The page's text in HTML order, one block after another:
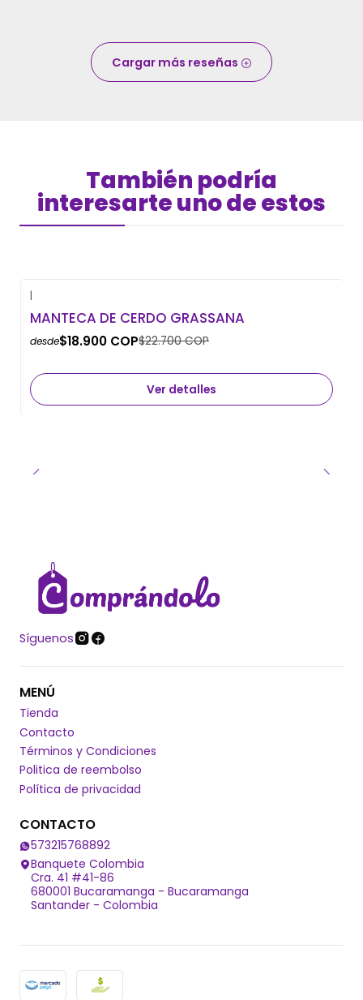
Cargar más reseñas
También podría
interesarte uno de estos
Agotado
|
MANTECA DE CERDO GRASSANA
desde$18.900 COP$22.700 COP
Ver detalles
Síguenos
MENÚ
Tienda
Contacto
Términos y Condiciones
Politica de reembolso
Política de privacidad
CONTACTO
573215768892
Banquete Colombia
Cra. 41 #41-86
680001 Bucaramanga - Bucaramanga
Santander - Colombia